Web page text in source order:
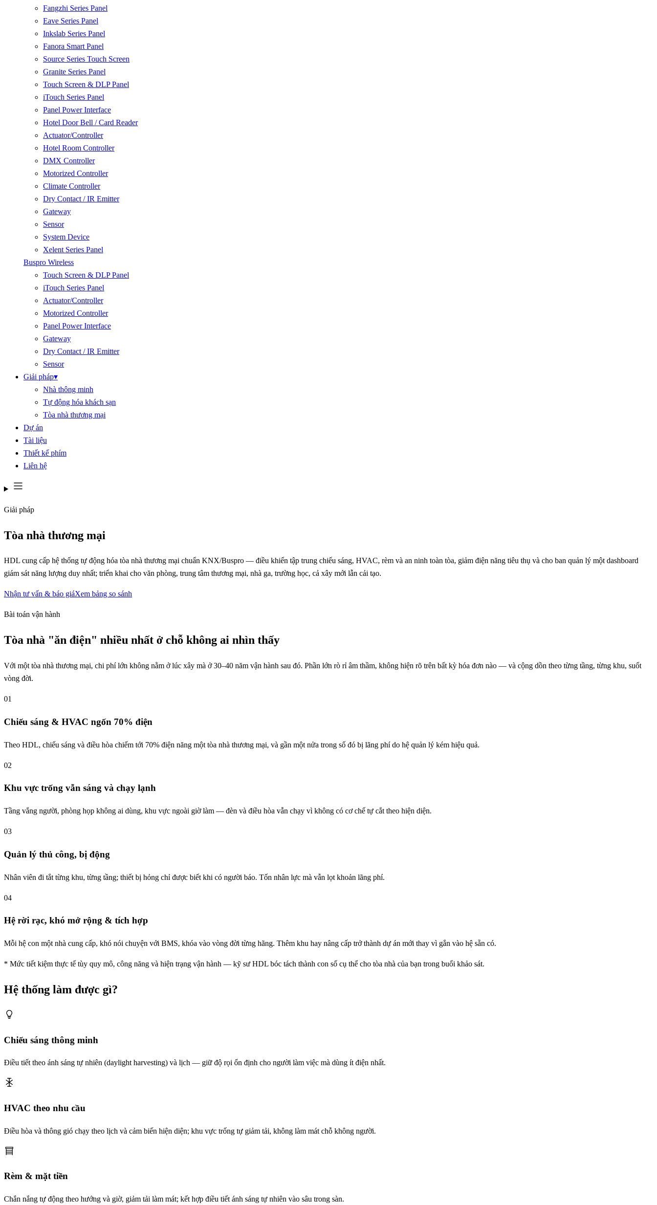
Fangzhi Series Panel
Eave Series Panel
Inkslab Series Panel
Fanora Smart Panel
Source Series Touch Screen
Granite Series Panel
Touch Screen & DLP Panel
iTouch Series Panel
Panel Power Interface
Hotel Door Bell / Card Reader
Actuator/Controller
Hotel Room Controller
DMX Controller
Motorized Controller
Climate Controller
Dry Contact / IR Emitter
Gateway
Sensor
System Device
Xelent Series Panel
Buspro Wireless
Touch Screen & DLP Panel
iTouch Series Panel
Actuator/Controller
Motorized Controller
Panel Power Interface
Gateway
Dry Contact / IR Emitter
Sensor
Giải pháp▾
Nhà thông minh
Tự động hóa khách sạn
Tòa nhà thương mại
Dự án
Tài liệu
Thiết kế phím
Liên hệ
Giải pháp
Tòa nhà thương mại
HDL cung cấp hệ thống tự động hóa tòa nhà thương mại chuẩn KNX/Buspro — điều khiển tập trung chiếu sáng, HVAC, rèm và an ninh toàn tòa, giảm điện năng tiêu thụ và cho ban quản lý một dashboard
giám sát năng lượng duy nhất; triển khai cho văn phòng, trung tâm thương mại, nhà ga, trường học, cả xây mới lẫn cải tạo.
Nhận tư vấn & báo giáXem bảng so sánh
Bài toán vận hành
Tòa nhà "ăn điện" nhiều nhất ở chỗ không ai nhìn thấy
Với một tòa nhà thương mại, chi phí lớn không nằm ở lúc xây mà ở 30–40 năm vận hành sau đó. Phần lớn rò rỉ âm thầm, không hiện rõ trên bất kỳ hóa đơn nào — và cộng dồn theo từng tầng, từng khu, suốt
vòng đời.
01
Chiếu sáng & HVAC ngốn 70% điện
Theo HDL, chiếu sáng và điều hòa chiếm tới 70% điện năng một tòa nhà thương mại, và gần một nửa trong số đó bị lãng phí do hệ quản lý kém hiệu quả.
02
Khu vực trống vẫn sáng và chạy lạnh
Tầng vắng người, phòng họp không ai dùng, khu vực ngoài giờ làm — đèn và điều hòa vẫn chạy vì không có cơ chế tự cắt theo hiện diện.
03
Quản lý thủ công, bị động
Nhân viên đi tắt từng khu, từng tầng; thiết bị hỏng chỉ được biết khi có người báo. Tốn nhân lực mà vẫn lọt khoản lãng phí.
04
Hệ rời rạc, khó mở rộng & tích hợp
Mỗi hệ con một nhà cung cấp, khó nói chuyện với BMS, khóa vào vòng đời từng hãng. Thêm khu hay nâng cấp trở thành dự án mới thay vì gắn vào hệ sẵn có.
* Mức tiết kiệm thực tế tùy quy mô, công năng và hiện trạng vận hành — kỹ sư HDL bóc tách thành con số cụ thể cho tòa nhà của bạn trong buổi khảo sát.
Hệ thống làm được gì?
Chiếu sáng thông minh
Điều tiết theo ánh sáng tự nhiên (daylight harvesting) và lịch — giữ độ rọi ổn định cho người làm việc mà dùng ít điện nhất.
HVAC theo nhu cầu
Điều hòa và thông gió chạy theo lịch và cảm biến hiện diện; khu vực trống tự giảm tải, không làm mát chỗ không người.
Rèm & mặt tiền
Chắn nắng tự động theo hướng và giờ, giảm tải làm mát; kết hợp điều tiết ánh sáng tự nhiên vào sâu trong sàn.